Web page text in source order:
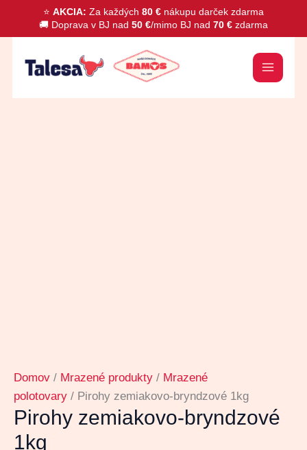
⭐ AKCIA: Za každých 80 € nákupu darček zdarma
🚚 Doprava v BJ nad 50 €/mimo BJ nad 70 € zdarma
Preskočiť
Domov / Mrazené produkty / Mrazené
polotovary / Pirohy zemiakovo-bryndzové 1kg
Pirohy zemiakovo-bryndzové
1kg
Pirohy
bryndzové